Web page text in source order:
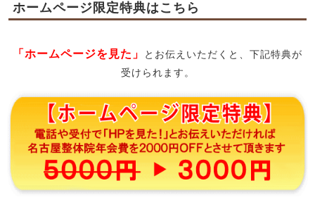
ホームページ限定特典はこちら
「ホームページを見た」
とお伝えいただくと、下記特典が
受けられます。